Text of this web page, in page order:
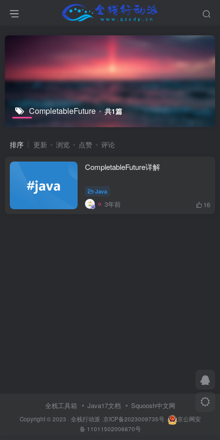
CompletableFuture 共1篇
排序 更新 浏览 点赞 评论
CompletableFuture详解
Java
3年前 16
全栈工具箱 Java17文档 Squoosh中文网
Copyright © 2023 · 全栈行动派 ·京ICP备2023009735号·
京公网安
备 11011502006670号